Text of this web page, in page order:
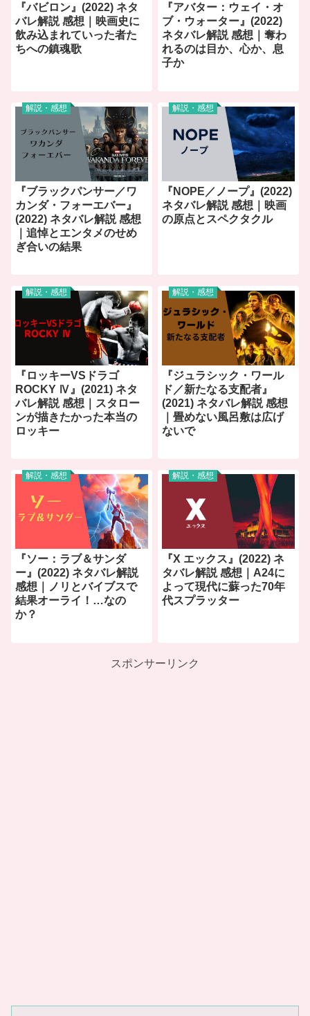
『バビロン』(2022) ネタ
バレ解説 感想｜映画史に
飲み込まれていった者た
ちへの鎮魂歌
『アバター：ウェイ・オ
ブ・ウォーター』(2022)
ネタバレ解説 感想｜奪わ
れるのは目か、心か、息
子か
解説・感想
『ブラックパンサー／ワ
カンダ・フォーエバー』
(2022) ネタバレ解説 感想
｜追悼とエンタメのせめ
ぎ合いの結果
解説・感想
『NOPE／ノープ』(2022)
ネタバレ解説 感想｜映画
の原点とスペクタクル
解説・感想
『ロッキーVSドラゴ
ROCKY Ⅳ』(2021) ネタ
バレ解説 感想｜スタロー
ンが描きたかった本当の
ロッキー
解説・感想
『ジュラシック・ワール
ド／新たなる支配者』
(2021) ネタバレ解説 感想
｜畳めない風呂敷は広げ
ないで
解説・感想
『ソー：ラブ＆サンダ
ー』(2022) ネタバレ解説
感想｜ノリとバイブスで
結果オーライ！…なの
か？
解説・感想
『X エックス』(2022) ネ
タバレ解説 感想｜A24に
よって現代に蘇った70年
代スプラッター
スポンサーリンク